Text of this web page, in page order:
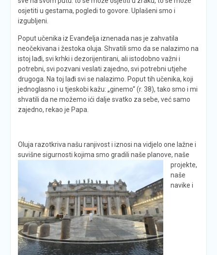
osjetiti u gestama, pogledi to govore. Uplašeni smo i
izgubljeni.
Poput učenika iz Evanđelja iznenada nas je zahvatila
neočekivana i žestoka oluja. Shvatili smo da se nalazimo na
istoj lađi, svi krhki i dezorijentirani, ali istodobno važni i
potrebni, svi pozvani veslati zajedno, svi potrebni utjehe
drugoga. Na toj lađi svi se nalazimo. Poput tih učenika, koji
jednoglasno i u tjeskobi kažu: „ginemo“ (r. 38), tako smo i mi
shvatili da ne možemo ići dalje svatko za sebe, već samo
zajedno, rekao je Papa.
Oluja razotkriva našu ranjivost i iznosi na vidjelo one lažne i
suvišne sigurnosti kojima smo gradili naše planove, naše
projekte,
naše
navike i